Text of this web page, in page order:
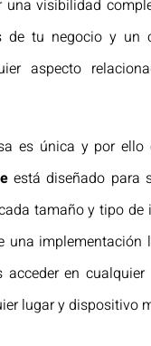
una visibilidad
de tu negocio y un
aspecto
es única y por ello
está diseñado para
tamaño y tipo de
una implementación
acceder en
lugar y dispositivo